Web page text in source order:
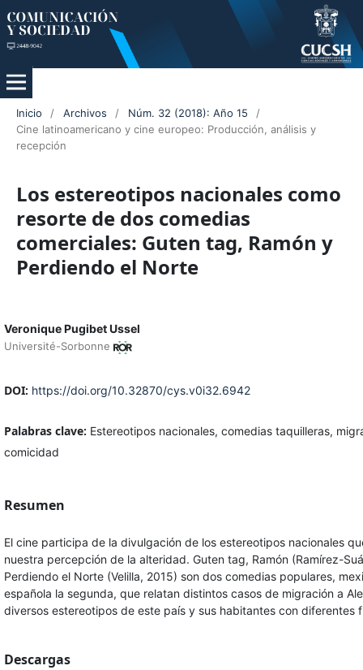
Inicio / Archivos / Núm. 32 (2018): Año 15
/
Cine latinoamericano y cine europeo: Producción, análisis y
recepción
Los estereotipos nacionales como
resorte de dos comedias
comerciales: Guten tag, Ramón y
Perdiendo el Norte
Veronique Pugibet Ussel
Université-Sorbonne
DOI: https://doi.org/10.32870/cys.v0i32.6942
Palabras clave: Estereotipos nacionales, comedias taquilleras,
comicidad
Resumen
El cine participa de la divulgación de los estereotipos nacionales
nuestra percepción de la alteridad. Guten tag, Ramón (Ramírez-
Perdiendo el Norte (Velilla, 2015) son dos comedias populares,
española la segunda, que relatan distintos casos de migración a
diversos estereotipos de este país y sus habitantes con diferentes
Descargas